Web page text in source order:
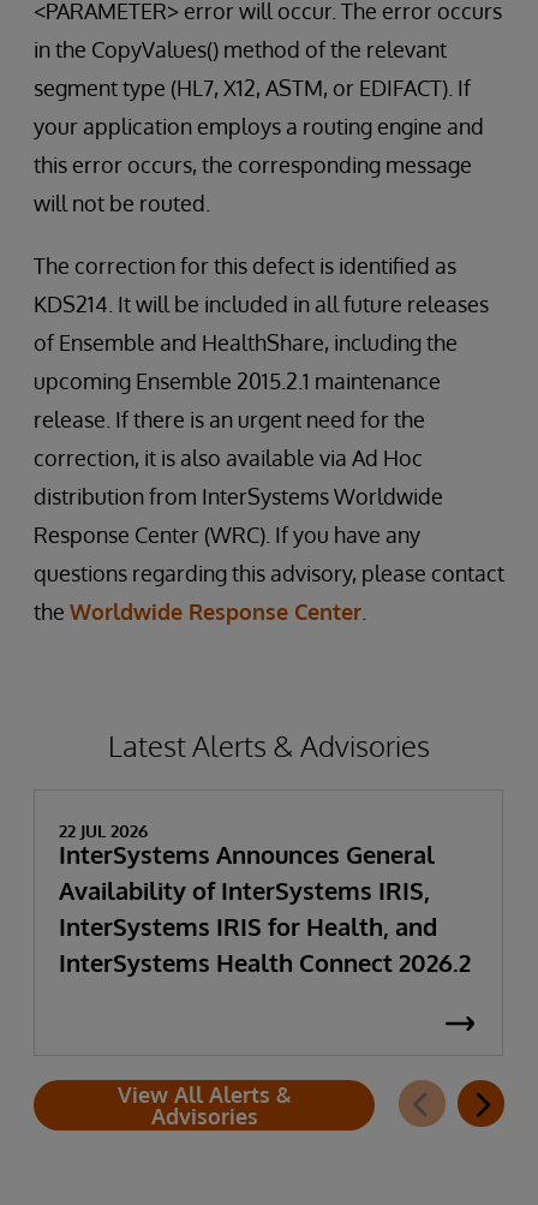
<PARAMETER> error will occur. The error occurs
in the CopyValues() method of the relevant
segment type (HL7, X12, ASTM, or EDIFACT). If
your application employs a routing engine and
this error occurs, the corresponding message
will not be routed.
The correction for this defect is identified as
KDS214. It will be included in all future releases
of Ensemble and HealthShare, including the
upcoming Ensemble 2015.2.1 maintenance
release. If there is an urgent need for the
correction, it is also available via Ad Hoc
distribution from InterSystems Worldwide
Response Center (WRC). If you have any
questions regarding this advisory, please contact
the Worldwide Response Center
Latest Alerts & Advisories
22 JUL 2026
InterSystems Announces General
Availability of InterSystems IRIS,
InterSystems IRIS for Health, and
InterSystems Health Connect 2026.2
View All Alerts &
Advisories